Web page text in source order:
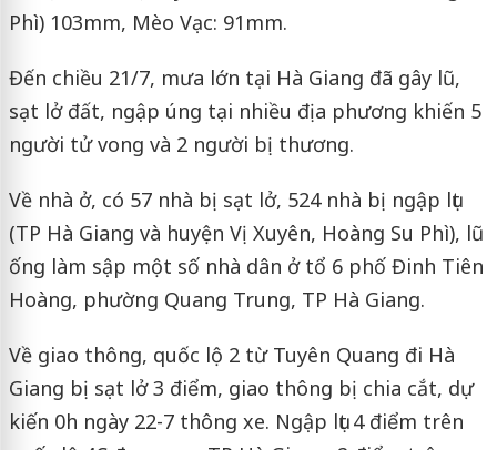
Phì) 103mm, Mèo Vạc: 91mm.
Đến chiều 21/7, mưa lớn tại Hà Giang đã gây lũ,
sạt lở đất, ngập úng tại nhiều địa phương khiến 5
người tử vong và 2 người bị thương.
Về nhà ở, có 57 nhà bị sạt lở, 524 nhà bị ngập lụt
(TP Hà Giang và huyện Vị Xuyên, Hoàng Su Phì), lũ
ống làm sập một số nhà dân ở tổ 6 phố Đinh Tiên
Hoàng, phường Quang Trung, TP Hà Giang.
Về giao thông, quốc lộ 2 từ Tuyên Quang đi Hà
Giang bị sạt lở 3 điểm, giao thông bị chia cắt, dự
kiến 0h ngày 22-7 thông xe. Ngập lụt 4 điểm trên